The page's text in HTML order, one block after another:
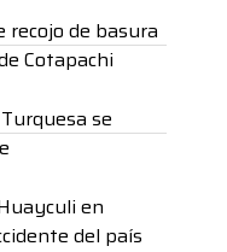
recojo de basura
Cotapachi
se
en
del país